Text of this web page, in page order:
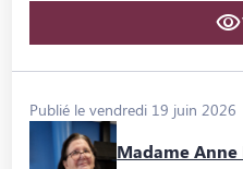
Publié le vendredi 19 juin 2026
Madame Anne